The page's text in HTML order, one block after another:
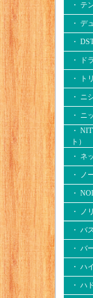
・ テ
・ デ
・
・ ド
・ ト
・ ニ
・ ニ
・
ト）
・ ネ
・ ノ
・
・ ノ
・ バ
・ バ
・ ハ
・ ハ